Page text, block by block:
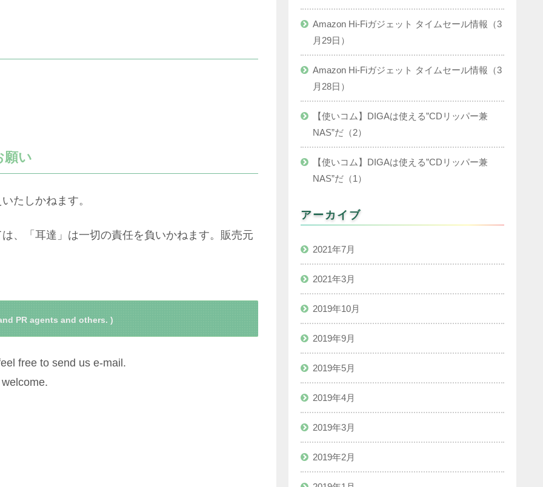
願い
たしかねます。
、「耳達」は一切の責任を負いかねます。販売元
PR agents and others. )
free to send us e-mail.
Amazon Hi-Fiガジェット タイムセール情報（3
月29日）
Amazon Hi-Fiガジェット タイムセール情報（3
月28日）
【使いコム】DIGAは使える”CDリッパー兼
NAS”だ（2）
【使いコム】DIGAは使える”CDリッパー兼
NAS”だ（1）
アーカイブ
2021年7月
2021年3月
2019年10月
2019年9月
2019年5月
2019年4月
2019年3月
2019年2月